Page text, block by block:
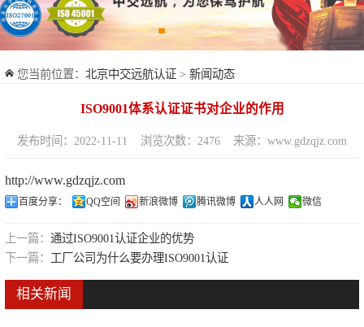
您当前位置： 北京中交远航认证 > 新闻动态
ISO9001体系认证证书对企业的作用
发布时间：2022-11-11 浏览次数：2476 来源：www.gdzqjz.com
http://www.gdzqjz.com
百度分享： QQ空间 新浪微博 腾讯微博 人人网 微信
上一篇： 通过ISO9001认证企业的优势
下一篇： 工厂公司为什么要办理ISO9001认证
相关新闻
ISO14001环境管理体系认证
ISO45001职业健康安全管理体系认证
交通运输服务认证
ISO27001信息安全管理体系认证
培训管理体系认证